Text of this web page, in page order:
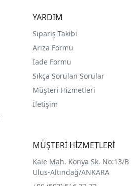
YARDIM
Sipariş Takibi
Arıza Formu
İade Formu
Sıkça Sorulan Sorular
Müşteri Hizmetleri
İletişim
MÜŞTERİ HİZMETLERİ
Kale Mah. Konya Sk. No:13/B
Ulus-Altındağ/ANKARA